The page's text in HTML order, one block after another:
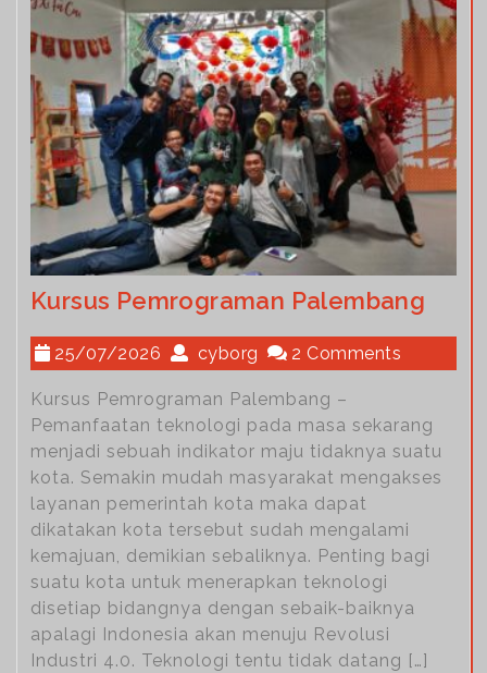
Kursus Pemrograman Palembang
25/07/2026 cyborg 2 Comments
Kursus Pemrograman Palembang –
Pemanfaatan teknologi pada masa sekarang
menjadi sebuah indikator maju tidaknya suatu
kota. Semakin mudah masyarakat mengakses
layanan pemerintah kota maka dapat
dikatakan kota tersebut sudah mengalami
kemajuan, demikian sebaliknya. Penting bagi
suatu kota untuk menerapkan teknologi
disetiap bidangnya dengan sebaik-baiknya
apalagi Indonesia akan menuju Revolusi
Industri 4.0. Teknologi tentu tidak datang […]